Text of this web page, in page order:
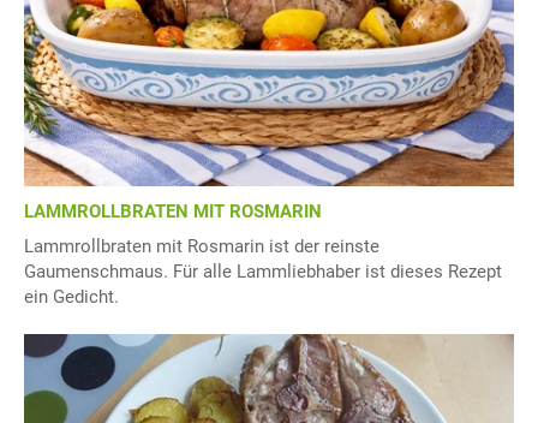
LAMMROLLBRATEN MIT ROSMARIN
Lammrollbraten mit Rosmarin ist der reinste
Gaumenschmaus. Für alle Lammliebhaber ist dieses Rezept
ein Gedicht.